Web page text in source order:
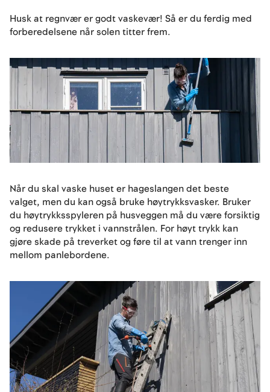
Husk at regnvær er godt vaskevær! Så er du ferdig med
forberedelsene når solen titter frem.
Når du skal vaske huset er hageslangen det beste
valget, men du kan også bruke høytrykksvasker. Bruker
du høytrykksspyleren på husveggen må du være forsiktig
og redusere trykket i vannstrålen. For høyt trykk kan
gjøre skade på treverket og føre til at vann trenger inn
mellom panlebordene.